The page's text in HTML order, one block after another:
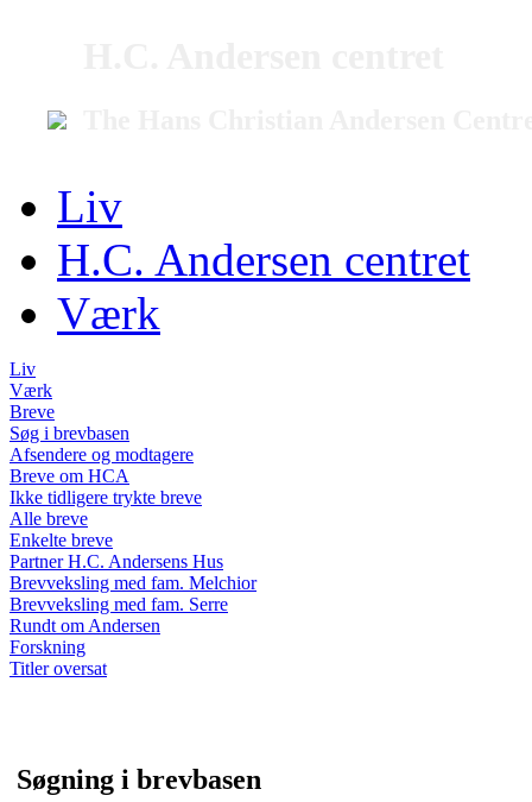
Liv
H.C. Andersen centret
Værk
Liv
Værk
Breve
Søg i brevbasen
Afsendere og modtagere
Breve om HCA
Ikke tidligere trykte breve
Alle breve
Enkelte breve
Partner H.C. Andersens Hus
Brevveksling med fam. Melchior
Brevveksling med fam. Serre
Rundt om Andersen
Forskning
Titler oversat
Søgning i brevbasen